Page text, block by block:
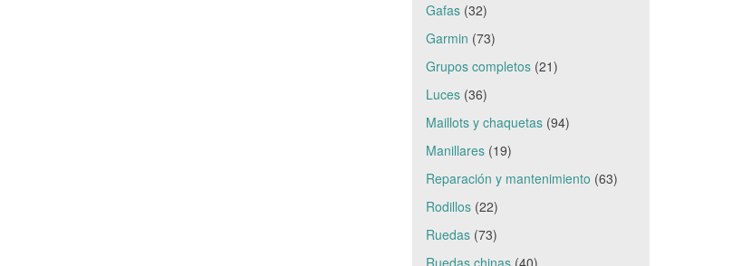
Gafas(32)
Garmin (73)
Grupos completos(21)
Luces(36)
Maillots y chaquetas(94)
Manillares(19)
Reparación y mantenimiento (63)
Rodillos(22)
Ruedas(73)
Ruedas chinas(40)